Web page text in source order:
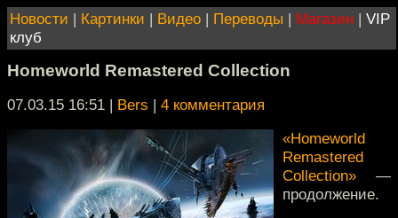
Новости | Картинки | Видео | Переводы | Магазин | VIP
клуб
Homeworld Remastered Collection
07.03.15 16:51 | Bers | 4 комментария
«Homeworld
Remastered
Collection» —
продолжение.